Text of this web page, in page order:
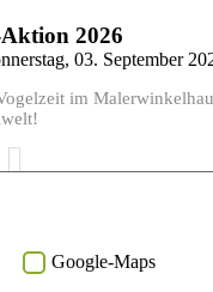
Aktion 2026
03. September
im
2026
Google-Maps